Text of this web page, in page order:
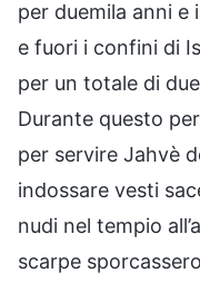
per duemila anni
e fuori i confini di
per un totale di
Durante questo
per servire Jahvè
indossare vesti
nudi nel tempio
scarpe